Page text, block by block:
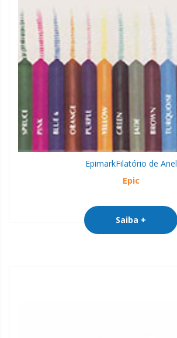
EpimarkFilatório de Anel
Epic
Saiba +